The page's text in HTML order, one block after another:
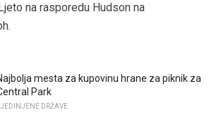
na rasporedu Hudson na
mesta za kupovinu hrane za piknik za
Park
DRŽAVE